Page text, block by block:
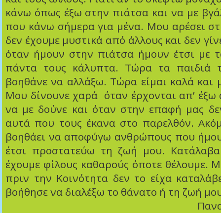
κάνω όπως έξω στην πιάτσα και να με
που κάνω σήμερα για μένα. Μου αρέσει
δεν έχουμε μυστικά από άλλους και δεν
όταν ήμουν στην πιάτσα ήμουν έτσι με
πάντα τους κάλυπτα. Τώρα τα παιδιά
βοηθάνε να αλλάξω. Τώρα είμαι καλά και
Μου δίνουνε χαρά όταν έρχονται απ’ έξω
να με δούνε και όταν στην επαφή μας
αυτά που τους έκανα στο παρελθόν.
βοηθάει να αποφύγω ανθρώπους που
έτσι προστατεύω τη ζωή μου.
έχουμε φίλους καθαρούς όποτε θέλουμε.
πριν την Κοινότητα δεν το είχα
βοήθησε να διαλέξω το θάνατο ή τη ζωή